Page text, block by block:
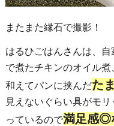
またまた縁石で撮影！
はるひごはんさんは、
で煮たチキンのオイル
和えてパンに挟んだた
見えないぐらい具がモ
っているので満足感◎